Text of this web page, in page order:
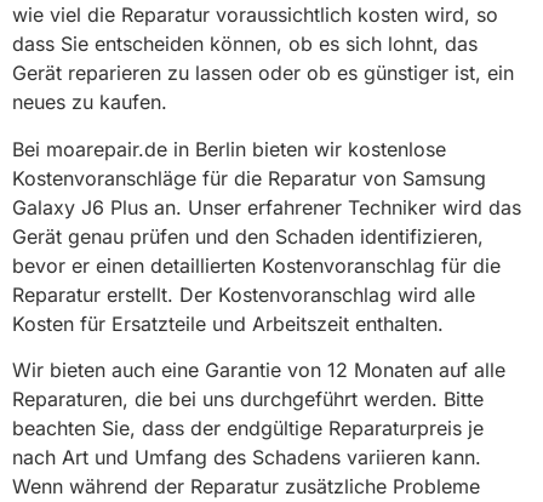
wie viel die Reparatur voraussichtlich kosten wird, so
dass Sie entscheiden können, ob es sich lohnt, das
Gerät reparieren zu lassen oder ob es günstiger ist, ein
neues zu kaufen.
Bei moarepair.de in Berlin bieten wir kostenlose
Kostenvoranschläge für die Reparatur von Samsung
Galaxy J6 Plus an. Unser erfahrener Techniker wird das
Gerät genau prüfen und den Schaden identifizieren,
bevor er einen detaillierten Kostenvoranschlag für die
Reparatur erstellt. Der Kostenvoranschlag wird alle
Kosten für Ersatzteile und Arbeitszeit enthalten.
Wir bieten auch eine Garantie von 12 Monaten auf alle
Reparaturen, die bei uns durchgeführt werden. Bitte
beachten Sie, dass der endgültige Reparaturpreis je
nach Art und Umfang des Schadens variieren kann.
Wenn während der Reparatur zusätzliche Probleme